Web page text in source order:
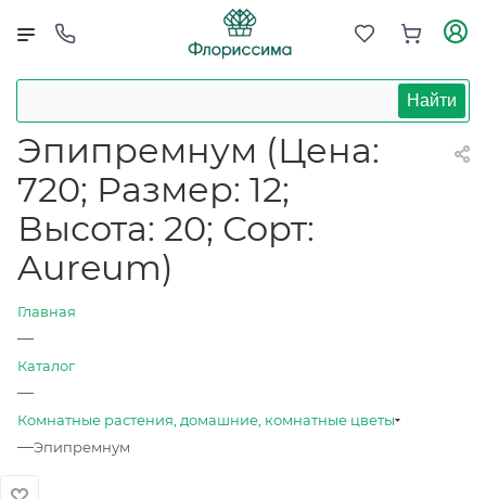
Найти
Эпипремнум (Цена:
720; Размер: 12;
Высота: 20; Сорт:
Aureum)
Главная
—
Каталог
—
Комнатные растения, домашние, комнатные цветы
—Эпипремнум